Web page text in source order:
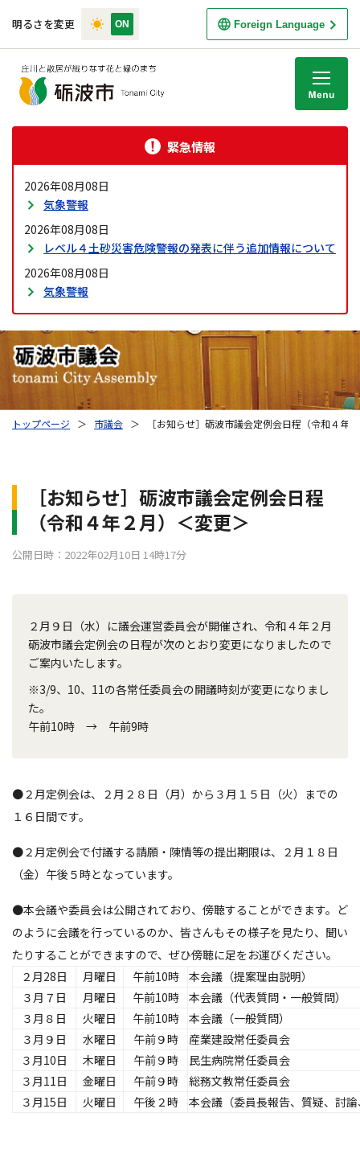
明るさを変更 Foreign Language
緊急情報
2026年08月08日
気象警報
2026年08月08日
レベル４土砂災害危険警報の発表に伴う追加情報について
2026年08月08日
気象警報
トップページ ＞ 市議会 ＞ ［お知らせ］砺波市議会定例会日程（令和４年
［お知らせ］砺波市議会定例会日程
（令和４年２月）＜変更＞
公開日時：2022年02月10日 14時17分
２月９日（水）に議会運営委員会が開催され、令和４年２月
砺波市議会定例会の日程が次のとおり変更になりましたので
ご案内いたします。
※3/9、10、11の各常任委員会の開議時刻が変更になりまし
た。
午前10時 → 午前9時
●２月定例会は、２月２８日（月）から３月１５日（火）までの
１６日間です。
●２月定例会で付議する請願・陳情等の提出期限は、２月１８日
（金）午後５時となっています。
●本会議や委員会は公開されており、傍聴することができます。ど
のように会議を行っているのか、皆さんもその様子を見たり、聞い
たりすることができますので、ぜひ傍聴に足をお運びください。
２月28日
月曜日 午前10時
本会議（提案理由説明）
３月７日
月曜日 午前10時
本会議（代表質問・一般質問）
３月８日
火曜日 午前10時
本会議（一般質問）
３月９日
水曜日 午前９時
産業建設常任委員会
３月10日
木曜日 午前９時
民生病院常任委員会
３月11日
金曜日 午前９時
総務文教常任委員会
３月15日
火曜日 午後２時 本会議（委員長報告、質疑、討